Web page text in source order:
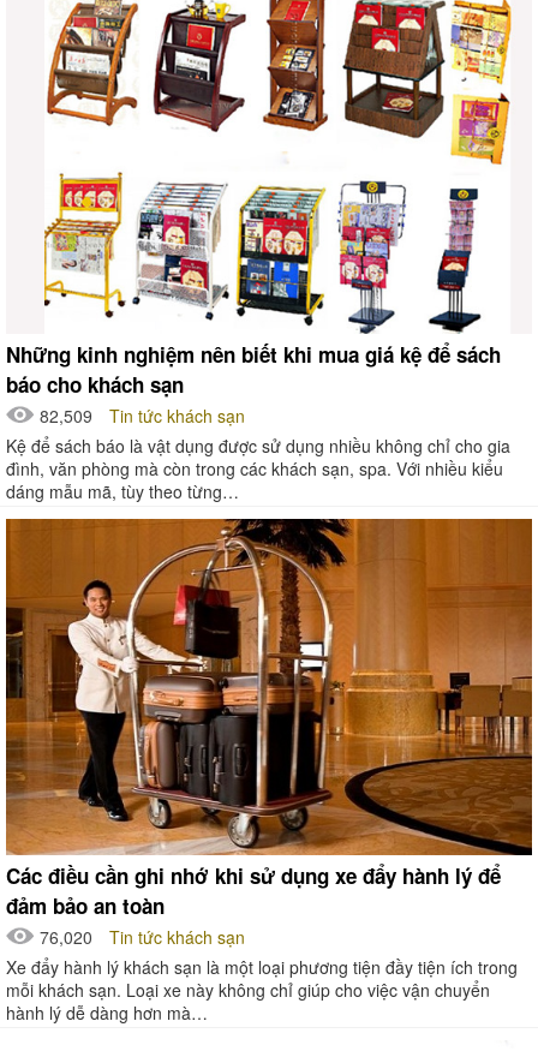
Những kinh nghiệm nên biết khi mua giá kệ để sách
báo cho khách sạn
82,509
Tin tức khách sạn
Kệ để sách báo là vật dụng được sử dụng nhiều không chỉ cho gia
đình, văn phòng mà còn trong các khách sạn, spa. Với nhiều kiểu
dáng mẫu mã, tùy theo từng…
Các điều cần ghi nhớ khi sử dụng xe đẩy hành lý để
đảm bảo an toàn
76,020
Tin tức khách sạn
Xe đẩy hành lý khách sạn là một loại phương tiện đầy tiện ích trong
mỗi khách sạn. Loại xe này không chỉ giúp cho việc vận chuyển
hành lý dễ dàng hơn mà…